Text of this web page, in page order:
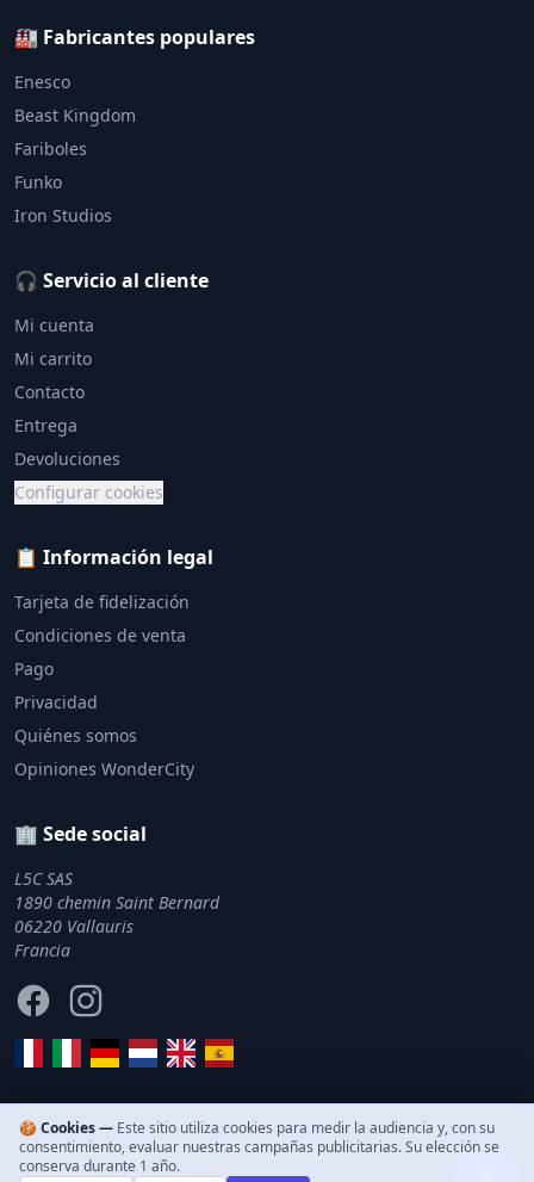
🏭 Fabricantes populares
Enesco
Beast Kingdom
Fariboles
Funko
Iron Studios
🎧 Servicio al cliente
Mi cuenta
Mi carrito
Contacto
Entrega
Devoluciones
Configurar cookies
📋 Información legal
Tarjeta de fidelización
Condiciones de venta
Pago
Privacidad
Quiénes somos
Opiniones WonderCity
🏢 Sede social
L5C SAS
1890 chemin Saint Bernard
06220 Vallauris
Francia
FacebookInstagram
© 2011–2026 WonderCity. Todos los derechos reservados.
🍪 Cookies — Este sitio utiliza cookies para medir la audiencia y, con su
consentimiento, evaluar nuestras campañas publicitarias. Su elección se
conserva durante 1 año.